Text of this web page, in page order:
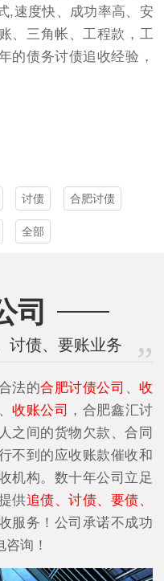
,速度快、成功率高、安
、三角帐、工程款，工
的债务讨债追收经验，
讨债 合肥讨债
全部
司
讨债、要账业务
法的合肥讨债公司 、收
、收账公司 ，合肥鑫汇讨
之间的货物欠款、合同
不到的应收账款催收和
机构。数十年公司立足
供追债、讨债、要债、
服务！公司承诺不成功
询！